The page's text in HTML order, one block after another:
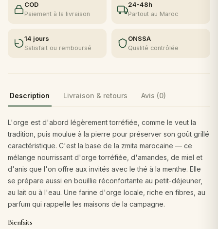
COD
Paiement à la livraison
24-48h
Partout au Maroc
14 jours
Satisfait ou remboursé
ONSSA
Qualité contrôlée
Description Livraison & retours Avis (0)
L'orge est d'abord légèrement torréfiée, comme le veut la
tradition, puis moulue à la pierre pour préserver son goût grillé
caractéristique. C'est la base de la zmita marocaine — ce
mélange nourrissant d'orge torréfiée, d'amandes, de miel et
d'anis que l'on offre aux invités avec le thé à la menthe. Elle
se prépare aussi en bouillie réconfortante au petit-déjeuner,
au lait ou à l'eau. Une farine d'orge locale, riche en fibres, au
parfum qui rappelle les maisons de la campagne.
Bienfaits